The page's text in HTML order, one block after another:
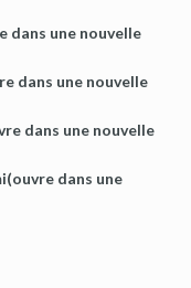
dans une nouvelle
dans une nouvelle
dans une nouvelle
dans une